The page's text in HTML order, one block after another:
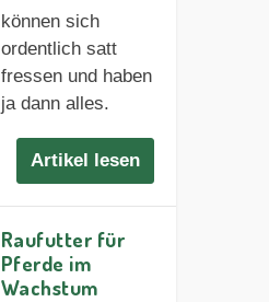
können sich
ordentlich satt
fressen und haben
ja dann alles.
Artikel lesen
Raufutter für
Pferde im
Wachstum